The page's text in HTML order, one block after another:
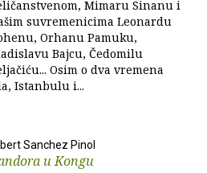
Mimaru Sinanu i
suvremenicima Leonardu
Orhanu Pamuku,
Bajcu, Čedomilu
Osim o dva vremena
Istanbulu i...
Sanchez Pinol
u Kongu